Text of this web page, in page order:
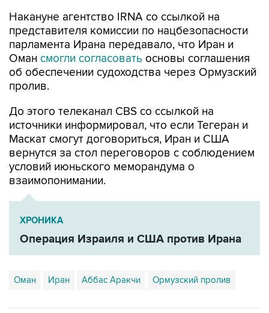
Накануне агентство IRNA со ссылкой на
представителя комиссии по нацбезопасности
парламента Ирана передавало, что Иран и
Оман смогли согласовать основы соглашения
об обеспечении судоходства через Ормузский
пролив.
До этого телеканал CBS со ссылкой на
источники информировал, что если Тегеран и
Маскат смогут договориться, Иран и США
вернутся за стол переговоров с соблюдением
условий июньского меморандума о
взаимопонимании.
ХРОНИКА
Операция Израиля и США против Ирана
Оман Иран Аббас Аракчи Ормузский пролив